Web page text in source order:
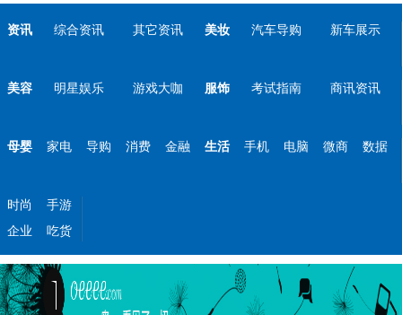
资讯 综合资讯 其它资讯 美妆 汽车导购 新车展示
美容 明星娱乐 游戏大咖 服饰 考试指南 商讯资讯
母婴 家电 导购 消费 金融 生活 手机 电脑 微商 数据
时尚
手游
企业
吃货